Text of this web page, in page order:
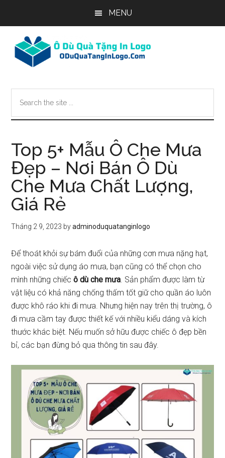
content
sidebar
MENU
the
site
Top 5+ Mẫu Ô Che Mưa
Đẹp – Nơi Bán Ô Dù
Che Mưa Chất Lượng,
Giá Rẻ
Tháng 2 9, 2023 byadminoduquatanginlogo
Để thoát khỏi sự bám đuổi của những cơn mưa nặng hạt,
ngoài việc sử dụng áo mưa, bạn cũng có thể chọn cho
mình những chiếcô dù che mưa. Sản phẩm được làm từ
vật liệu có khả năng chống thấm tốt giữ cho quần áo luôn
được khô ráo khi đi mưa. Nhưng hiện nay trên thị trường, ô
đi mưa cầm tay được thiết kế với nhiều kiểu dáng và kích
thước khác biệt. Nếu muốn sở hữu được chiếc ô đẹp bền
bỉ, các bạn đừng bỏ qua thông tin sau đây.